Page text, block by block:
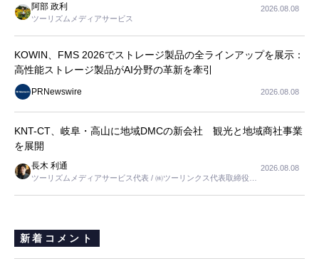
阿部 政利
ツーリズムメディアサービス
2026.08.08
KOWIN、FMS 2026でストレージ製品の全ラインアップを展示：
高性能ストレージ製品がAI分野の革新を牽引
PRNewswire 2026.08.08
KNT-CT、岐阜・高山に地域DMCの新会社 観光と地域商社事業
を展開
長木 利通
ツーリズムメディアサービス代表 / ㈱ツーリンクス代表取締役社
2026.08.08
新着コメント